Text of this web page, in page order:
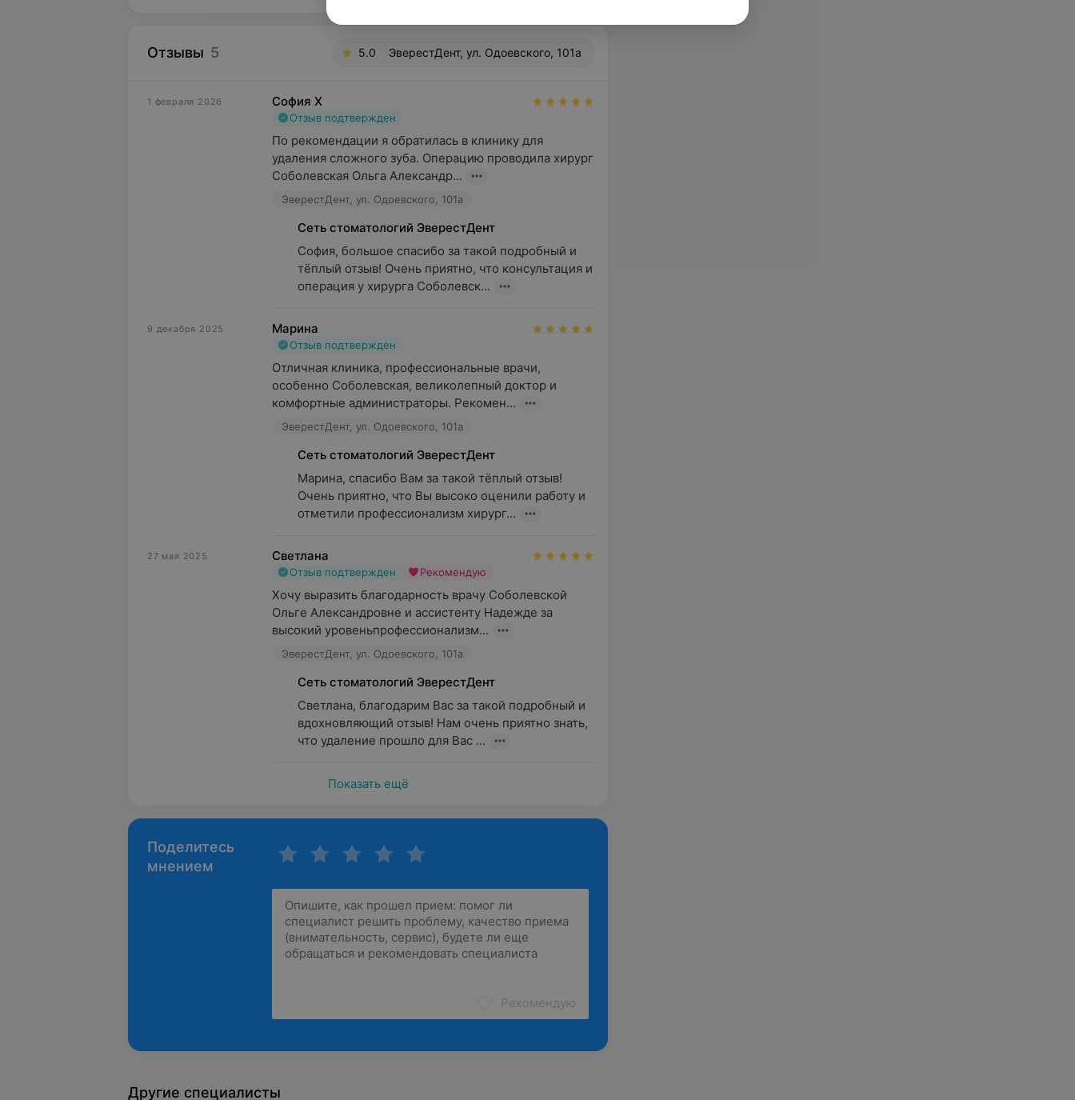
Отзывы 5 5.0 ЭверестДент, ул. Одоевского, 101а
1 февраля 2026 София Х
Отзыв подтвержден
По рекомендации я обратилась в клинику для
удаления сложного зуба. Операцию проводила хирург
Соболевская Ольга Александр...
ЭверестДент, ул. Одоевского, 101а
Сеть стоматологий ЭверестДент
София, большое спасибо за такой подробный и
тёплый отзыв! Очень приятно, что консультация и
операция у хирурга Соболевск...
9 декабря 2025 Марина
Отзыв подтвержден
Отличная клиника, профессиональные врачи,
особенно Соболевская, великолепный доктор и
комфортные администраторы. Рекомен...
ЭверестДент, ул. Одоевского, 101а
Сеть стоматологий ЭверестДент
Марина, спасибо Вам за такой тёплый отзыв!
Очень приятно, что Вы высоко оценили работу и
отметили профессионализм хирург...
27 мая 2025 Светлана
Отзыв подтвержден Рекомендую
Хочу выразить благодарность врачу Соболевской
Ольге Александровне и ассистенту Надежде за
высокий уровеньпрофессионализм...
ЭверестДент, ул. Одоевского, 101а
Сеть стоматологий ЭверестДент
Светлана, благодарим Вас за такой подробный и
вдохновляющий отзыв! Нам очень приятно знать,
что удаление прошло для Вас ...
Показать ещё
Поделитесь
мнением
Рекомендую
Другие специалисты